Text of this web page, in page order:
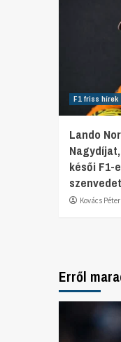
F1 friss hírek
Lando
késői F1-
Kovács Péter
Erről